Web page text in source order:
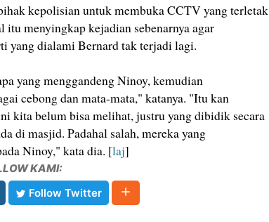
kepolisian untuk membuka CCTV yang terletak
menyingkap kejadian sebenarnya agar
yang dialami Bernard tak terjadi lagi.
yang menggandeng Ninoy, kemudian
cebong dan mata-mata," katanya. "Itu kan
kita belum bisa melihat, justru yang dibidik secara
di masjid. Padahal salah, mereka yang
Ninoy," kata dia. [laj]
KAMI:
Follow Twitter